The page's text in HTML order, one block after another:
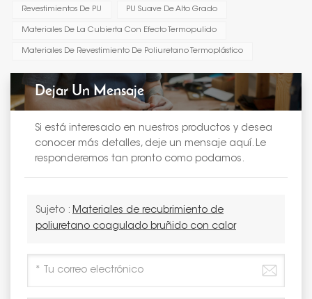
Revestimientos De PU PU Suave De Alto Grado
Materiales De La Cubierta Con Efecto Termopulido
Materiales De Revestimiento De Poliuretano Termoplástico
Dejar Un Mensaje
Si está interesado en nuestros productos y desea
conocer más detalles, deje un mensaje aquí. Le
responderemos tan pronto como podamos.
Sujeto : Materiales de recubrimiento de
poliuretano coagulado bruñido con calor